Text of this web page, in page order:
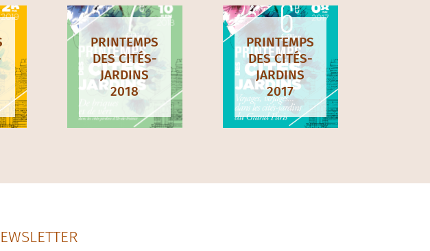
PRINTEMPS
DES CITÉS-
JARDINS
2018
PRINTEMPS
DES CITÉS-
JARDINS
2017